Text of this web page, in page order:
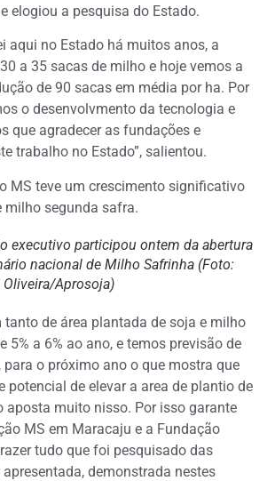
elogiou a pesquisa do Estado.
aqui no Estado há muitos anos, a
a 35 sacas de milho e hoje vemos a
de 90 sacas em média por ha. Por
o desenvolvmento da tecnologia e
que agradecer as fundações e
trabalho no Estado”, salientou.
MS teve um crescimento significativo
milho segunda safra.
executivo participou ontem da abertura
nacional de Milho Safrinha (Foto:
Oliveira/Aprosoja)
tanto de área plantada de soja e milho
5% a 6% ao ano, e temos previsão de
para o próximo ano o que mostra que
potencial de elevar a area de plantio de
aposta muito nisso. Por isso garante
MS em Maracaju e a Fundação
tudo que foi pesquisado das
demonstrada nestes